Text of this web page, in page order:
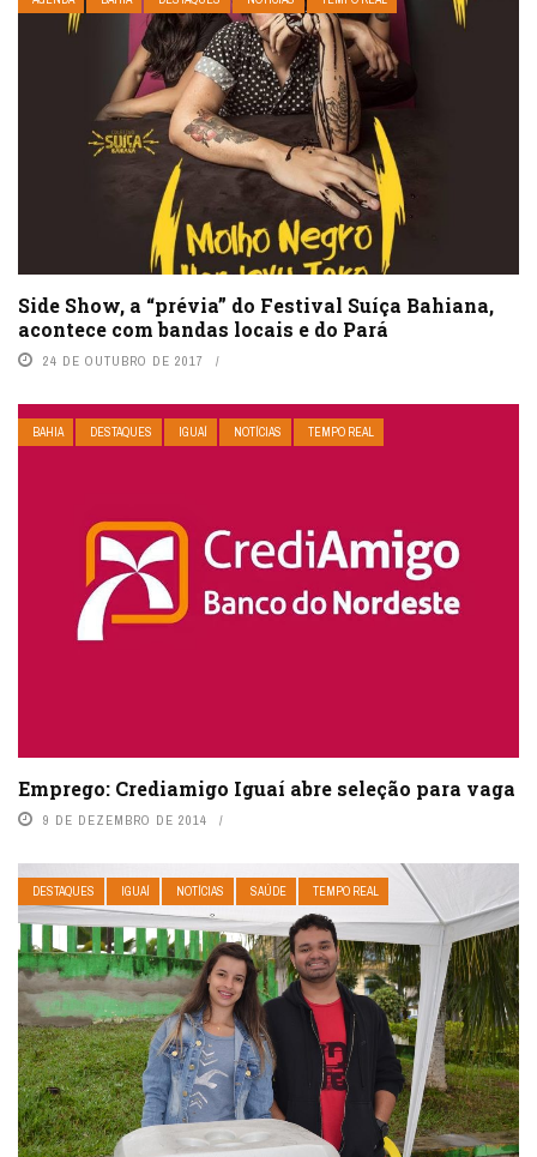
​Side Show, a “prévia” do Festival Suíça Bahiana,
acontece com bandas locais e do Pará
24 DE OUTUBRO DE 2017
BAHIA DESTAQUES IGUAÍ NOTÍCIAS TEMPO REAL
Emprego: Crediamigo Iguaí abre seleção para vaga
9 DE DEZEMBRO DE 2014
DESTAQUES IGUAÍ NOTÍCIAS SAÚDE TEMPO REAL